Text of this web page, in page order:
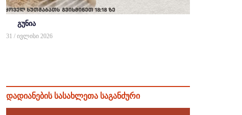
გუნია
31 / ივლისი 2026
დადიანების სასახლეთა საგანძური